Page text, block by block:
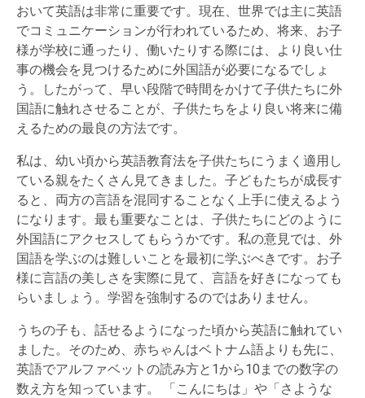
おいて英語は非常に重要です。現在、世界では主に英語
でコミュニケーションが行われているため、将来、お子
様が学校に通ったり、働いたりする際には、より良い仕
事の機会を見つけるために外国語が必要になるでしょ
う。したがって、早い段階で時間をかけて子供たちに外
国語に触れさせることが、子供たちをより良い将来に備
えるための最良の方法です。
私は、幼い頃から英語教育法を子供たちにうまく適用し
ている親をたくさん見てきました。子どもたちが成長す
ると、両方の言語を混同することなく上手に使えるよう
になります。最も重要なことは、子供たちにどのように
外国語にアクセスしてもらうかです。私の意見では、外
国語を学ぶのは難しいことを最初に学ぶべきです。お子
様に言語の美しさを実際に見て、言語を好きになっても
らいましょう。学習を強制するのではありません。
うちの子も、話せるようになった頃から英語に触れてい
ました。そのため、赤ちゃんはベトナム語よりも先に、
英語でアルファベットの読み方と1から10までの数字の
数え方を知っています。 「こんにちは」や「さような